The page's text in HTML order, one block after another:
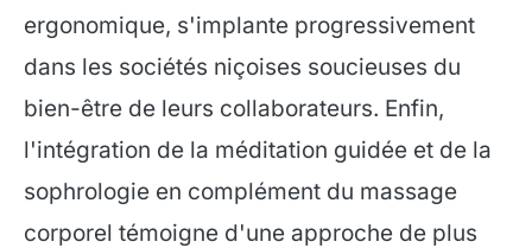
ergonomique, s'implante progressivement
dans les sociétés niçoises soucieuses du
bien-être de leurs collaborateurs. Enfin,
l'intégration de la méditation guidée et de la
sophrologie en complément du massage
corporel témoigne d'une approche de plus